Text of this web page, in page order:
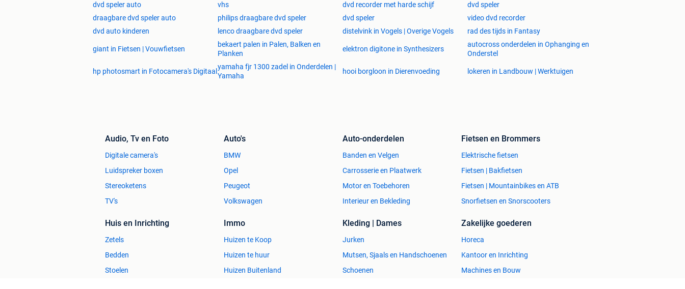
dvd speler auto
vhs dvd recorder met harde schijf
dvd speler
draagbare dvd speler auto
philips draagbare dvd speler dvd speler
video dvd recorder
dvd auto kinderen
lenco draagbare dvd speler distelvink in Vogels | Overige Vogels rad des tijds in Fantasy
giant in Fietsen | Vouwfietsen
bekaert palen in Palen, Balken en
Planken
elektron digitone in Synthesizers
autocross onderdelen in Ophanging en
Onderstel
hp photosmart in Fotocamera's Digitaal
yamaha fjr 1300 zadel in Onderdelen |
Yamaha
hooi borgloon in Dierenvoeding lokeren in Landbouw | Werktuigen
Audio, Tv en Foto
Digitale camera's
Luidspreker boxen
Stereoketens
TV's
Auto's
BMW
Opel
Peugeot
Volkswagen
Auto-onderdelen
Banden en Velgen
Carrosserie en Plaatwerk
Motor en Toebehoren
Interieur en Bekleding
Fietsen en Brommers
Elektrische fietsen
Fietsen | Bakfietsen
Fietsen | Mountainbikes en ATB
Snorfietsen en Snorscooters
Huis en Inrichting
Zetels
Bedden
Stoelen
Immo
Huizen te Koop
Huizen te huur
Huizen Buitenland
Kleding | Dames
Jurken
Mutsen, Sjaals en Handschoenen
Schoenen
Zakelijke goederen
Horeca
Kantoor en Inrichting
Machines en Bouw